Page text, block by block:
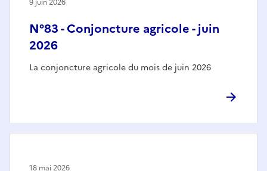
N°83 - Conjoncture agricole - juin
2026
La conjoncture agricole du mois de juin 2026
9 juin 2026
18 mai 2026